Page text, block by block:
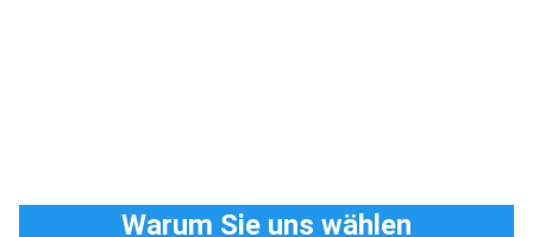
Warum Sie uns wählen